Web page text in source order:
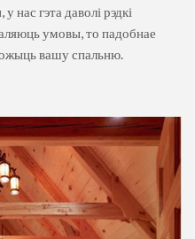
нас гэта даволі рэдкі
умовы, то падобнае
вашу спальню.